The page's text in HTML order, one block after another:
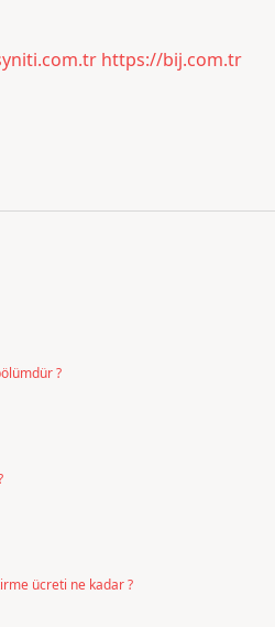
https://bij.com.tr
?
ücreti ne kadar ?